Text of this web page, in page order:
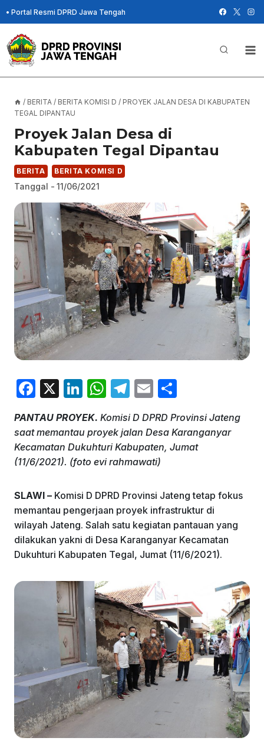
Skip
to
content
• Portal Resmi DPRD Jawa Tengah
/ BERITA / BERITA KOMISI D / PROYEK JALAN DESA DI KABUPATEN
TEGAL DIPANTAU
Proyek Jalan Desa di
Kabupaten Tegal Dipantau
BERITA BERITA KOMISI D
Tanggal - 11/06/2021
F
c
e
b
o
k
X
Li
k
e
dI
W
at
s
A
p
T
e
gr
a
E
ai
l
ar
e
PANTAU PROYEK. Komisi D DPRD Provinsi Jateng
saat memantau proyek jalan Desa Karanganyar
Kecamatan Dukuhturi Kabupaten, Jumat
(11/6/2021). (foto evi rahmawati)
SLAWI – Komisi D DPRD Provinsi Jateng tetap fokus
memantau pengerjaan proyek infrastruktur di
wilayah Jateng. Salah satu kegiatan pantauan yang
dilakukan yakni di Desa Karanganyar Kecamatan
Dukuhturi Kabupaten Tegal, Jumat (11/6/2021).